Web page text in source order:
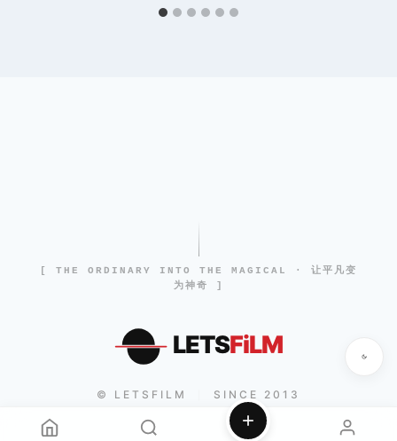
[ THE ORDINARY INTO THE MAGICAL · 让平凡变
为神奇 ]
LETSFiLM
© LETSFILM SINCE 2013